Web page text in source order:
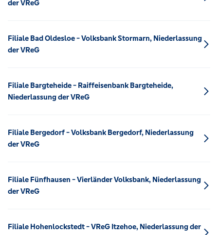
der VReG
Filiale Bad Oldesloe - Volksbank Stormarn, Niederlassung
der VReG
Filiale Bargteheide - Raiffeisenbank Bargteheide,
Niederlassung der VReG
Filiale Bergedorf - Volksbank Bergedorf, Niederlassung
der VReG
Filiale Fünfhausen - Vierländer Volksbank, Niederlassung
der VReG
Filiale Hohenlockstedt - VReG Itzehoe, Niederlassung der